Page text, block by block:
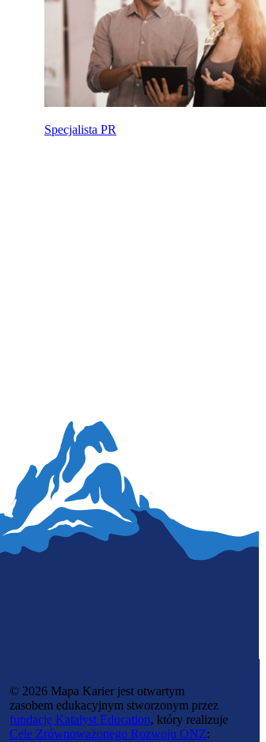
Specjalista PR
© 2026 Mapa Karier jest otwartym
zasobem edukacyjnym stworzonym przez
fundację Katalyst Education, który realizuje
Cele Zrównoważonego Rozwoju ONZ: